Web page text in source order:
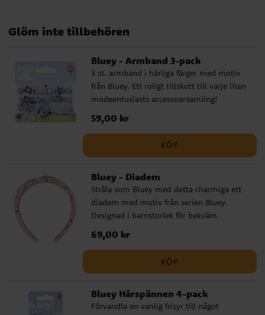
Glöm inte tillbehören
Bluey - Armband 3-pack
3 st. armband i härliga färger med motiv
från Bluey. Ett roligt tillskott till varje liten
modeentusiasts accessoarsamling!
Perfekta för att tillföra en lekfull och
färgglad touch till alla outfits. Barnstorlek.
Detta är en officiellt licensierad produkt.
Pris:59,00 kr
59,00 kr
KÖP
Bluey - Diadem
Stråla som Bluey med detta charmiga ett
diadem med motiv från serien Bluey.
Designad i barnstorlek för bekväm
passform och lekfull stil. Perfekt för
klädupplevelser, kalas eller vardagligt skoj!
Pris :69,00 kr
69,00 kr
KÖP
Bluey Hårspännen 4-pack
Förvandla en vanlig frisyr till något